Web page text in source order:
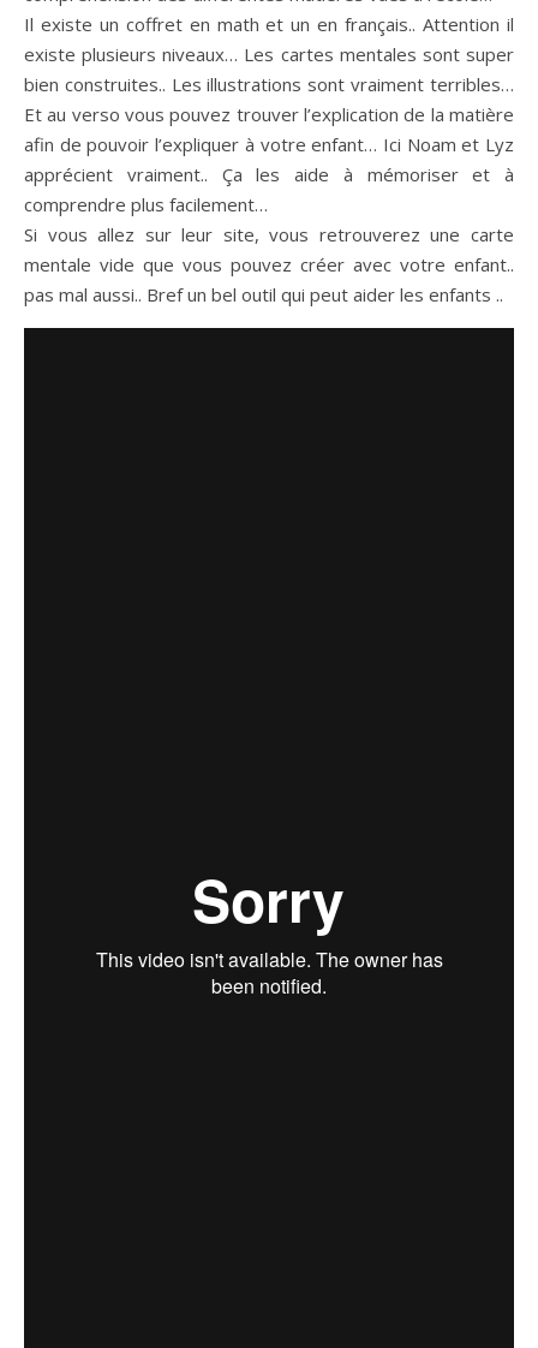
Il existe un coffret en math et un en français.. Attention il
existe plusieurs niveaux… Les cartes mentales sont super
bien construites.. Les illustrations sont vraiment terribles…
Et au verso vous pouvez trouver l’explication de la matière
afin de pouvoir l’expliquer à votre enfant… Ici Noam et Lyz
apprécient vraiment.. Ça les aide à mémoriser et à
comprendre plus facilement…
Si vous allez sur leur site, vous retrouverez une carte
mentale vide que vous pouvez créer avec votre enfant..
pas mal aussi.. Bref un bel outil qui peut aider les enfants ..